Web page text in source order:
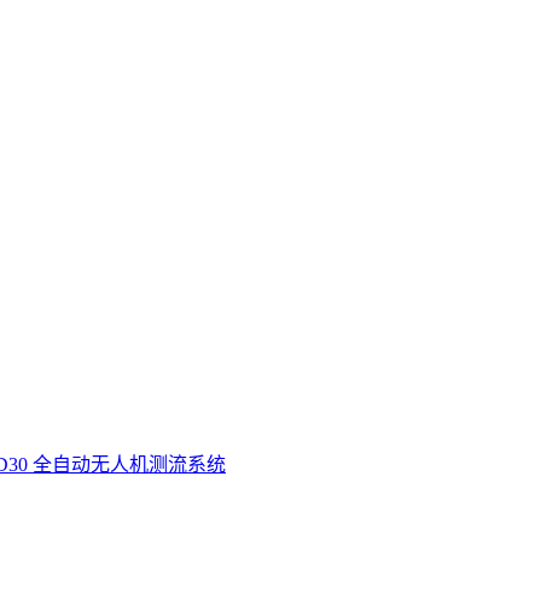
全自动无人机测流系统